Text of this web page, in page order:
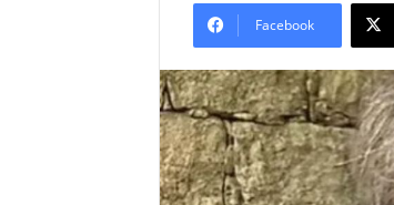
Facebook